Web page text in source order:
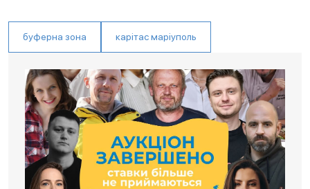
буферна зона карітас маріуполь